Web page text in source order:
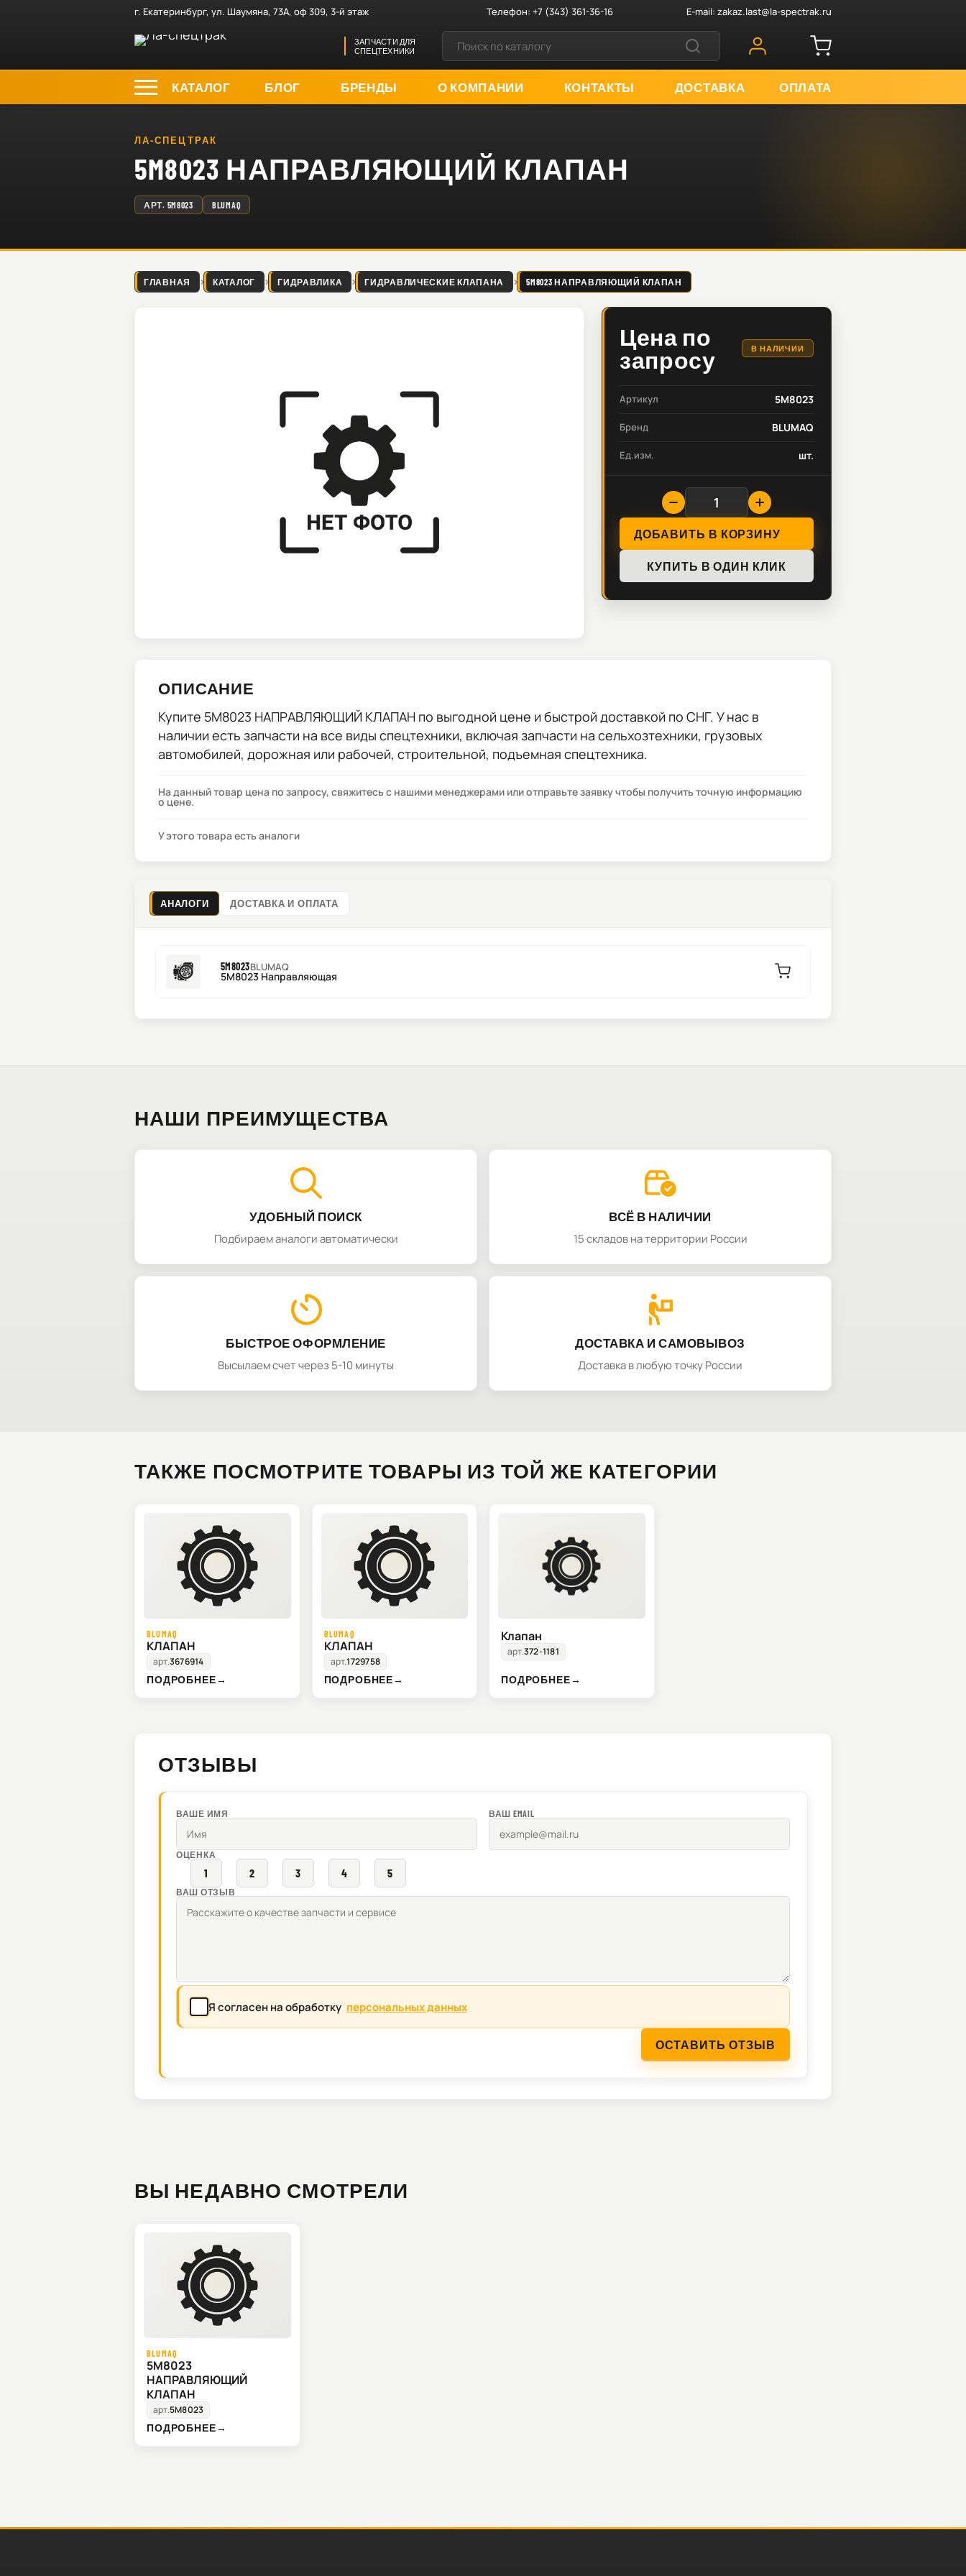
г. Екатеринбург, ул. Шаумяна, 73А, оф 309, 3-й этаж Телефон:+7 (343) 361-36-16 E-mail: zakaz.last@la-spectrak.ru
ЗАПЧАСТИ ДЛЯ
СПЕЦТЕХНИКИ
КАТАЛОГ БЛОГ БРЕНДЫ О КОМПАНИИ КОНТАКТЫ ДОСТАВКА ОПЛАТА
ЛА-СПЕЦТРАК
5M8023 НАПРАВЛЯЮЩИЙ КЛАПАН
АРТ. 5M8023 BLUMAQ
ГЛАВНАЯ КАТАЛОГ ГИДРАВЛИКА ГИДРАВЛИЧЕСКИЕ КЛАПАНА 5M8023 НАПРАВЛЯЮЩИЙ КЛАПАН
Цена по
запросу
В НАЛИЧИИ
Артикул 5M8023
Бренд BLUMAQ
Ед.изм. шт.
ДОБАВИТЬ В КОРЗИНУ
КУПИТЬ В ОДИН КЛИК
ОПИСАНИЕ
Купите 5M8023 НАПРАВЛЯЮЩИЙ КЛАПАН по выгодной цене и быстрой доставкой по СНГ. У нас в
наличии есть запчасти на все виды спецтехники, включая запчасти на сельхозтехники, грузовых
автомобилей, дорожная или рабочей, строительной, подъемная спецтехника.
На данный товар цена по запросу, свяжитесь с нашими менеджерами или отправьте заявку чтобы получить точную информацию
о цене.
У этого товара есть аналоги
АНАЛОГИ ДОСТАВКА И ОПЛАТА
5M8023BLUMAQ
5M8023 Направляющая
НАШИ ПРЕИМУЩЕСТВА
УДОБНЫЙ ПОИСК
Подбираем аналоги автоматически
ВСЁ В НАЛИЧИИ
15 складов на территории России
БЫСТРОЕ ОФОРМЛЕНИЕ
Высылаем счет через 5-10 минуты
ДОСТАВКА И САМОВЫВОЗ
Доставка в любую точку России
ТАКЖЕ ПОСМОТРИТЕ ТОВАРЫ ИЗ ТОЙ ЖЕ КАТЕГОРИИ
BLUMAQ
КЛАПАН
арт.3676914
ПОДРОБНЕЕ→
BLUMAQ
КЛАПАН
арт.1729758
ПОДРОБНЕЕ→
Клапан
арт.372-1181
ПОДРОБНЕЕ→
ОТЗЫВЫ
ВАШЕ ИМЯ ВАШ EMAIL
ОЦЕНКА
1 2 3 4 5
ВАШ ОТЗЫВ
Я согласен на обработку персональных данных
ОСТАВИТЬ ОТЗЫВ
ВЫ НЕДАВНО СМОТРЕЛИ
BLUMAQ
5M8023
НАПРАВЛЯЮЩИЙ
КЛАПАН
арт.5M8023
ПОДРОБНЕЕ→